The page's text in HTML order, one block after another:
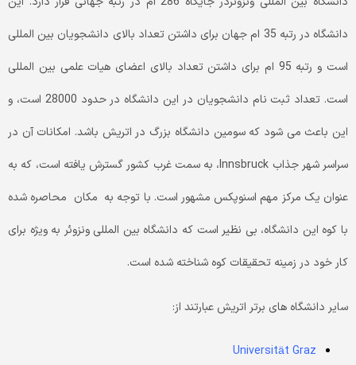
دانشگاه در رتبه 35 ام جهان برای داشتن تعداد بالای دانشجویان بین المللی
است و رتبه 95 ام برای داشتن تعداد بالای اعضای هیات علمی بین المللی
است. تعداد ثبت نام دانشجویان در این دانشگاه در حدود 28000 است، و
این باعث می شود که سومین دانشگاه بزرگ در اتریش باشد. امکانات آن در
سراسر شهر جذاب Innsbruck، به سمت غرب کشور گسترش یافته است، که به
عنوان یک مرکز مهم اسنوپکس مشهور است. با توجه به مکان محاصره شده
با کوه این دانشگاه، بی نظیر است که دانشگاه بین المللی ونزوئر به ویژه برای
کار خود در زمینه تحقیقات کوه شناخته شده است.
سایر دانشگاه های برتر اتریش عبارتند از:
Universität Graz